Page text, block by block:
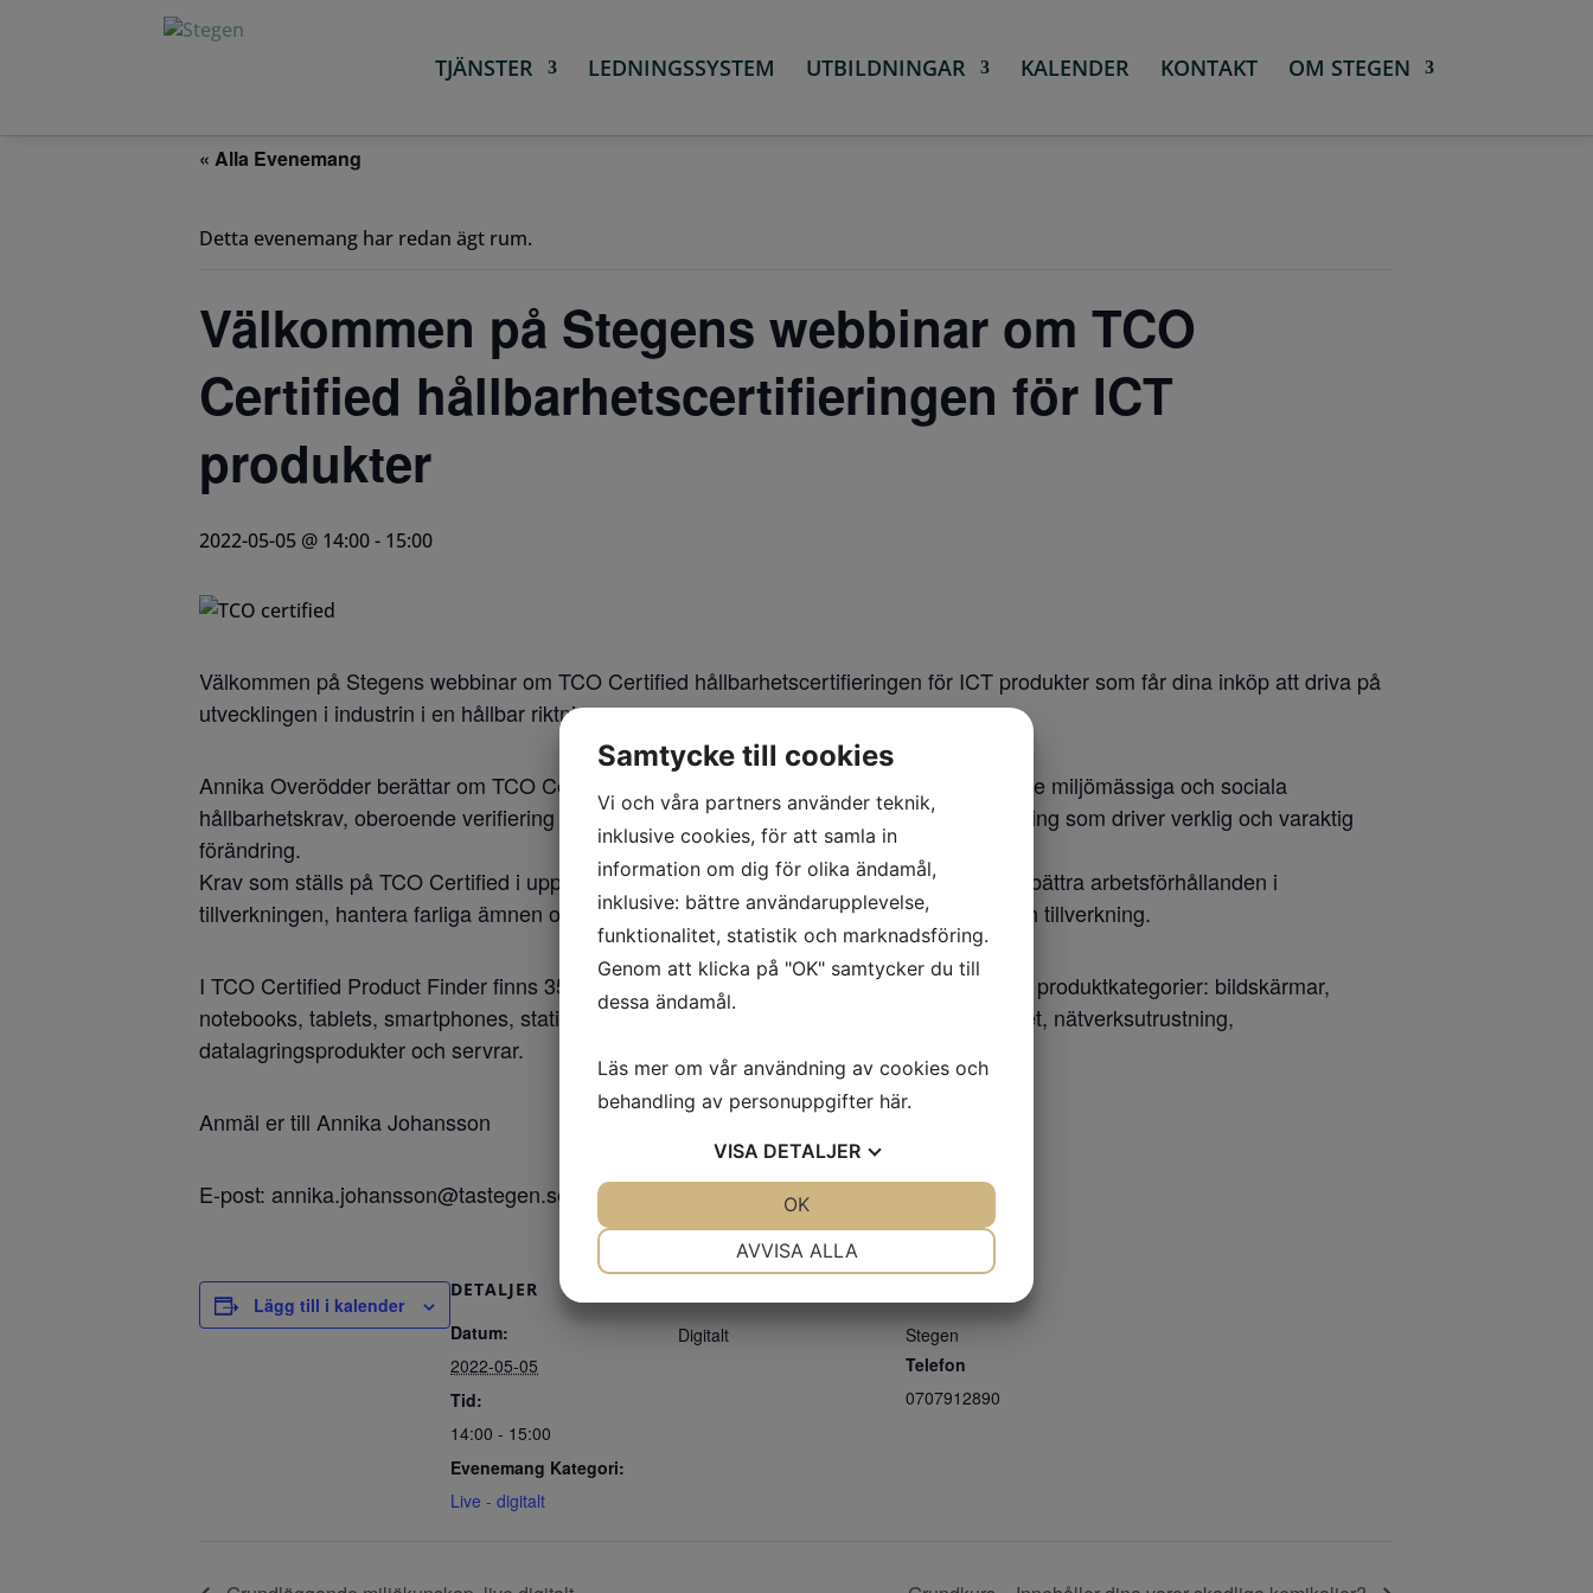
TJÄNSTER LEDNINGSSYSTEM UTBILDNINGAR KALENDER KONTAKT OM STEGEN
« Alla Evenemang
Detta evenemang har redan ägt rum.
Välkommen på Stegens webbinar om TCO
Certified hållbarhetscertifieringen för ICT
produkter
2022-05-05 @ 14:00- 15:00
Välkommen på Stegens webbinar om TCO Certified hållbarhetscertifieringen för ICT produkter som får dina inköp att driva på
utvecklingen i industrin i en hållbar riktning.
Annika Overödder berättar om TCO Certified som innehåller omfattande och uppdaterade miljömässiga och sociala
hållbarhetskrav, oberoende verifiering och ett strukturerat system för kontinuerlig förbättring som driver verklig och varaktig
förändring.
Krav som ställs på TCO Certified i upphandling ger direkt påverkan på tillverkarna att förbättra arbetsförhållanden i
tillverkningen, hantera farliga ämnen och minska klimatpåverkan från både produkter och tillverkning.
I TCO Certified Product Finder finns 3500 certifierade produkter från 26 varumärken i 11 produktkategorier: bildskärmar,
notebooks, tablets, smartphones, stationära datorer, allt-i-ett-datorer, projektorer, headset, nätverksutrustning,
datalagringsprodukter och servrar.
Anmäl er till Annika Johansson
E-post: annika.johansson@tastegen.se
Lägg till i kalender
DETALJER
Datum:
2022-05-05
Tid:
14:00 - 15:00
Evenemang Kategori:
Live - digitalt
Digitalt
Stegen
Telefon
0707912890
Samtycke till cookies
Vi och våra partners använder teknik,
inklusive cookies, för att samla in
information om dig för olika ändamål,
inklusive: bättre användarupplevelse,
funktionalitet, statistik och marknadsföring.
Genom att klicka på "OK" samtycker du till
dessa ändamål.
Läs mer om vår användning av cookies och
behandling av personuppgifter här.
VISA DETALJER
AVVISA ALLA
OK